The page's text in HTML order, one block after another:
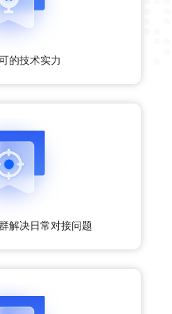
的技术实力
解决日常对接问题